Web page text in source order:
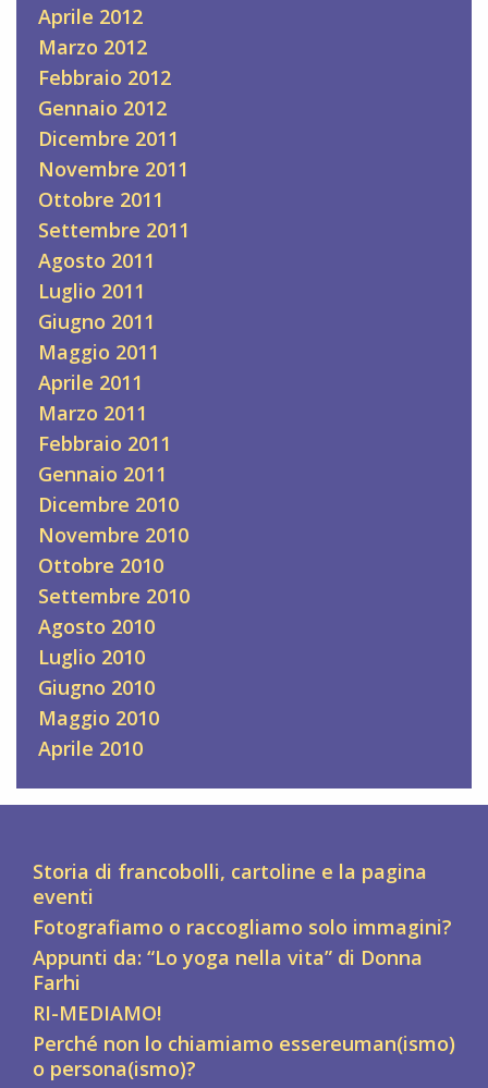
Aprile 2012
Marzo 2012
Febbraio 2012
Gennaio 2012
Dicembre 2011
Novembre 2011
Ottobre 2011
Settembre 2011
Agosto 2011
Luglio 2011
Giugno 2011
Maggio 2011
Aprile 2011
Marzo 2011
Febbraio 2011
Gennaio 2011
Dicembre 2010
Novembre 2010
Ottobre 2010
Settembre 2010
Agosto 2010
Luglio 2010
Giugno 2010
Maggio 2010
Aprile 2010
Storia di francobolli, cartoline e la pagina
eventi
Fotografiamo o raccogliamo solo immagini?
Appunti da: “Lo yoga nella vita” di Donna
Farhi
RI-MEDIAMO!
Perché non lo chiamiamo essereuman(ismo)
o persona(ismo)?